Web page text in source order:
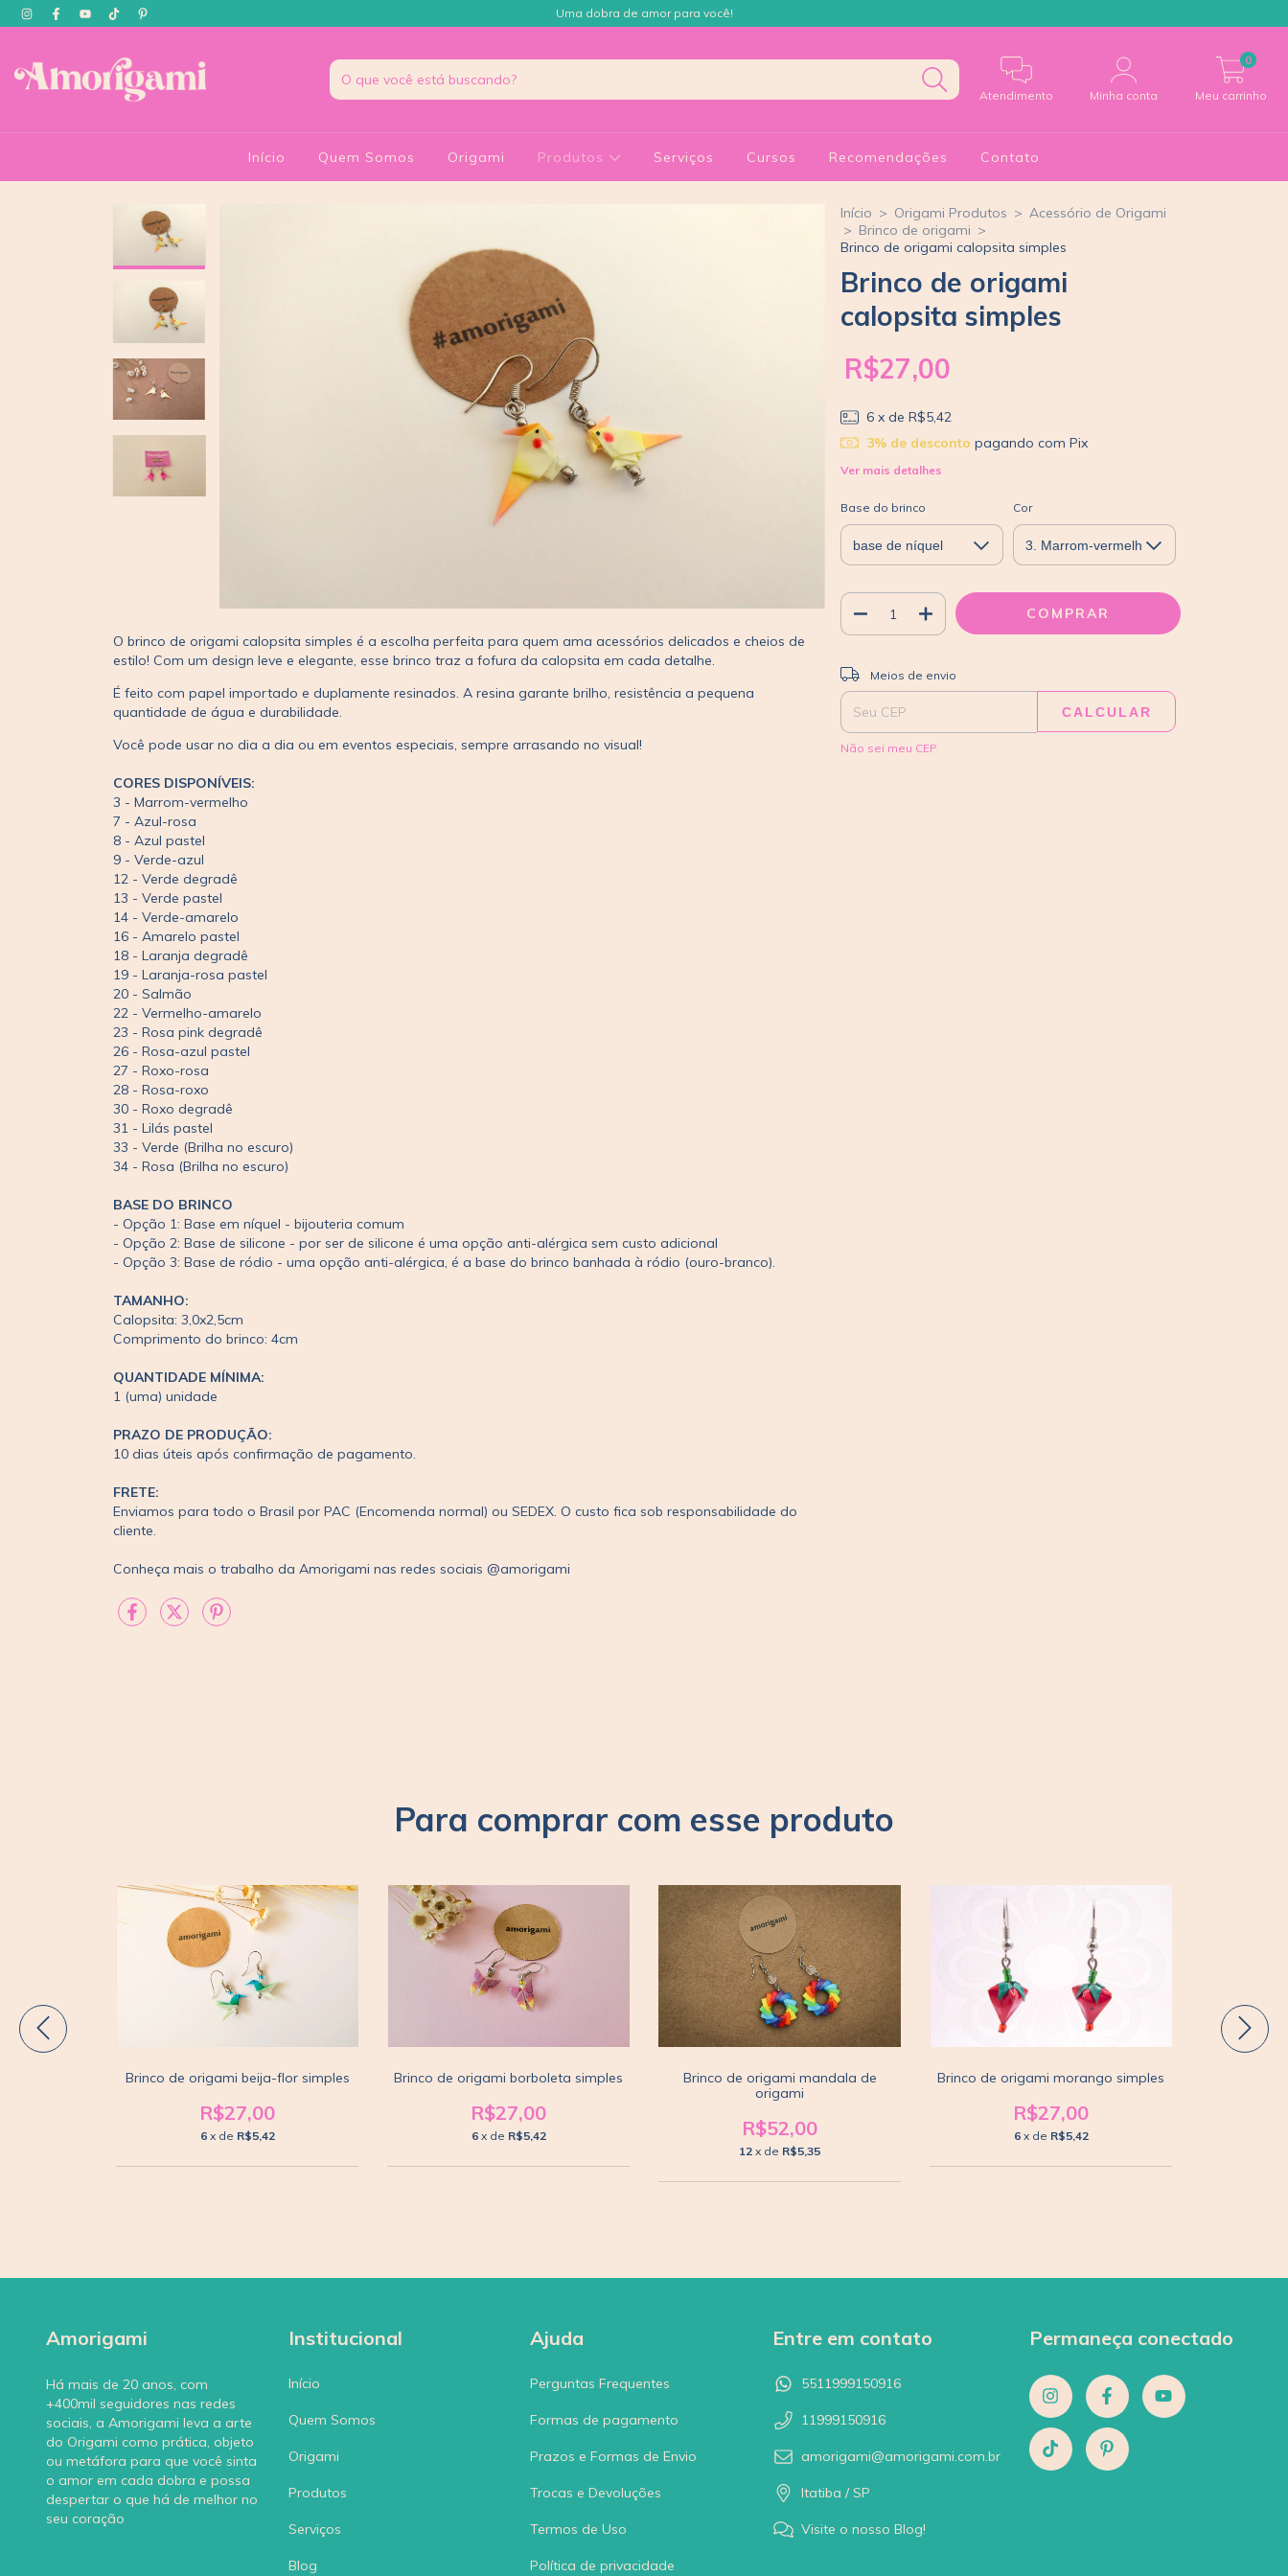
Uma dobra de amor para você!
Atendimento Minha conta Meu carrinho
0
Início Quem Somos Origami Produtos Serviços Cursos Recomendações Contato
O brinco de origami calopsita simples é a escolha perfeita para quem ama acessórios delicados e cheios de
estilo! Com um design leve e elegante, esse brinco traz a fofura da calopsita em cada detalhe.
É feito com papel importado e duplamente resinados. A resina garante brilho, resistência a pequena
quantidade de água e durabilidade.
Você pode usar no dia a dia ou em eventos especiais, sempre arrasando no visual!
CORES DISPONÍVEIS:
3 - Marrom-vermelho
7 - Azul-rosa
8 - Azul pastel
9 - Verde-azul
12 - Verde degradê
13 - Verde pastel
14 - Verde-amarelo
16 - Amarelo pastel
18 - Laranja degradê
19 - Laranja-rosa pastel
20 - Salmão
22 - Vermelho-amarelo
23 - Rosa pink degradê
26 - Rosa-azul pastel
27 - Roxo-rosa
28 - Rosa-roxo
30 - Roxo degradê
31 - Lilás pastel
33 - Verde (Brilha no escuro)
34 - Rosa (Brilha no escuro)
BASE DO BRINCO
- Opção 1: Base em níquel - bijouteria comum
- Opção 2: Base de silicone - por ser de silicone é uma opção anti-alérgica sem custo adicional
- Opção 3: Base de ródio - uma opção anti-alérgica, é a base do brinco banhada à ródio (ouro-branco).
TAMANHO:
Calopsita: 3,0x2,5cm
Comprimento do brinco: 4cm
QUANTIDADE MÍNIMA:
1 (uma) unidade
PRAZO DE PRODUÇÃO:
10 dias úteis após confirmação de pagamento.
FRETE:
Enviamos para todo o Brasil por PAC (Encomenda normal) ou SEDEX. O custo fica sob responsabilidade do
cliente.
Conheça mais o trabalho da Amorigami nas redes sociais @amorigami
Início > Origami Produtos > Acessório de Origami
> Brinco de origami >
Brinco de origami calopsita simples
Brinco de origami
calopsita simples
R$27,00
6 x de R$5,42
3% de desconto pagando com Pix
Ver mais detalhes
Base do brinco Cor
Entregas para o CEP:
Meios de envio
CALCULAR
Não sei meu CEP
Para comprar com esse produto
Brinco de origami beija-flor simples
R$27,00
6 x de R$5,42
Brinco de origami borboleta simples
R$27,00
6 x de R$5,42
Brinco de origami mandala de
origami
R$52,00
12 x de R$5,35
Brinco de origami morango simples
R$27,00
6 x de R$5,42
Amorigami
Há mais de 20 anos, com
+400mil seguidores nas redes
sociais, a Amorigami leva a arte
do Origami como prática, objeto
ou metáfora para que você sinta
o amor em cada dobra e possa
despertar o que há de melhor no
seu coração
Institucional
Início
Quem Somos
Origami
Produtos
Serviços
Blog
Ajuda
Perguntas Frequentes
Formas de pagamento
Prazos e Formas de Envio
Trocas e Devoluções
Termos de Uso
Política de privacidade
Entre em contato
5511999150916
11999150916
amorigami@amorigami.com.br
Itatiba / SP
Visite o nosso Blog!
Permaneça conectado